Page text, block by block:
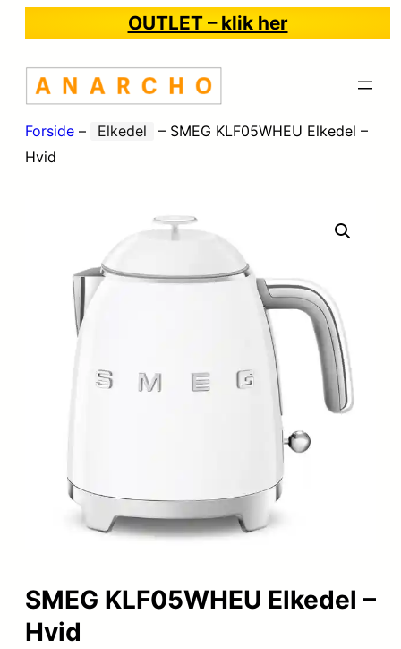
OUTLET – klik her
Forside – Elkedel – SMEG KLF05WHEU Elkedel –
Hvid
SMEG KLF05WHEU Elkedel –
Hvid